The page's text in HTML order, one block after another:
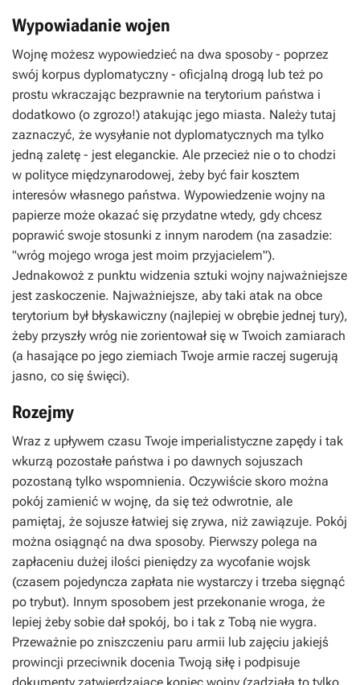
Wypowiadanie wojen
Wojnę możesz wypowiedzieć na dwa sposoby - poprzez
swój korpus dyplomatyczny - oficjalną drogą lub też po
prostu wkraczając bezprawnie na terytorium państwa i
dodatkowo (o zgrozo!) atakując jego miasta. Należy tutaj
zaznaczyć, że wysyłanie not dyplomatycznych ma tylko
jedną zaletę - jest eleganckie. Ale przecież nie o to chodzi
w polityce międzynarodowej, żeby być fair kosztem
interesów własnego państwa. Wypowiedzenie wojny na
papierze może okazać się przydatne wtedy, gdy chcesz
poprawić swoje stosunki z innym narodem (na zasadzie:
"wróg mojego wroga jest moim przyjacielem").
Jednakowoż z punktu widzenia sztuki wojny najważniejsze
jest zaskoczenie. Najważniejsze, aby taki atak na obce
terytorium był błyskawiczny (najlepiej w obrębie jednej tury),
żeby przyszły wróg nie zorientował się w Twoich zamiarach
(a hasające po jego ziemiach Twoje armie raczej sugerują
jasno, co się święci).
Rozejmy
Wraz z upływem czasu Twoje imperialistyczne zapędy i tak
wkurzą pozostałe państwa i po dawnych sojuszach
pozostaną tylko wspomnienia. Oczywiście skoro można
pokój zamienić w wojnę, da się też odwrotnie, ale
pamiętaj, że sojusze łatwiej się zrywa, niż zawiązuje. Pokój
można osiągnąć na dwa sposoby. Pierwszy polega na
zapłaceniu dużej ilości pieniędzy za wycofanie wojsk
(czasem pojedyncza zapłata nie wystarczy i trzeba sięgnąć
po trybut). Innym sposobem jest przekonanie wroga, że
lepiej żeby sobie dał spokój, bo i tak z Tobą nie wygra.
Przeważnie po zniszczeniu paru armii lub zajęciu jakiejś
prowincji przeciwnik docenia Twoją siłę i podpisuje